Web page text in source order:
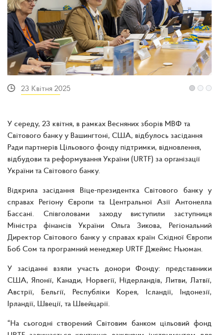
23 Квітня 2025
У середу, 23 квітня, в рамках Весняних зборів МВФ та
Світового банку у Вашингтоні, США, відбулось засідання
Ради партнерів Цільового фонду підтримки, відновлення,
відбудови та реформування України (URTF) за організації
України та Світового банку.
Відкрила засідання Віце-президентка Світового банку у
справах Регіону Європи та Центральної Азії Антонелла
Бассані. Співголовами заходу виступили заступниця
Міністра фінансів України Ольга Зикова, Регіональний
Директор Світового банку у справах країн Східної Європи
Боб Сом та програмний менеджер URTF Джеймс Ньюман.
У засіданні взяли участь донори Фонду: представники
США, Японії, Канади, Норвегії, Нідерландів, Литви, Латвії,
Австрії, Бельгії, Республіки Корея, Ісландії, Індонезії,
Ірландії, Швеції, та Швейцарії.
“На сьогодні створений Світовим банком цільовий фонд